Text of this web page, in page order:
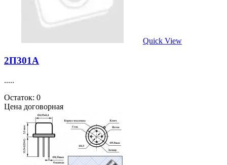
Quick View
2П301А
.....
Остаток: 0
Цена договорная